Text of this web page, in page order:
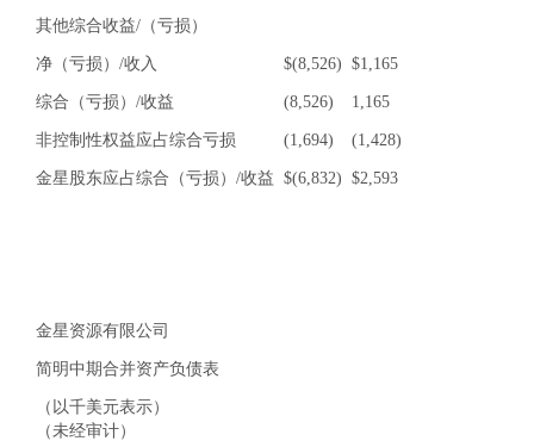
其他综合收益/（亏损）
净（亏损）/收入 $(8,526) $1,165
综合（亏损）/收益 (8,526) 1,165
非控制性权益应占综合亏损 (1,694) (1,428)
金星股东应占综合（亏损）/收益 $(6,832) $2,593
金星资源有限公司
简明中期合并资产负债表
（以千美元表示）
（未经审计）